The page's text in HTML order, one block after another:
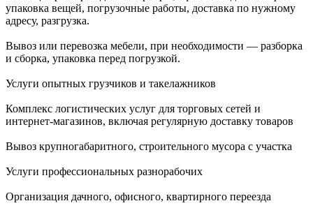
упаковка вещей, погрузочные работы, доставка по нужному
адресу, разгрузка.
Вывоз или перевозка мебели, при необходимости — разборка
и сборка, упаковка перед погрузкой.
Услуги опытных грузчиков и такелажников
Комплекс логистических услуг для торговых сетей и
интернет-магазинов, включая регулярную доставку товаров
Вывоз крупногабаритного, строительного мусора с участка
Услуги профессиональных разнорабочих
Организация дачного, офисного, квартирного переезда